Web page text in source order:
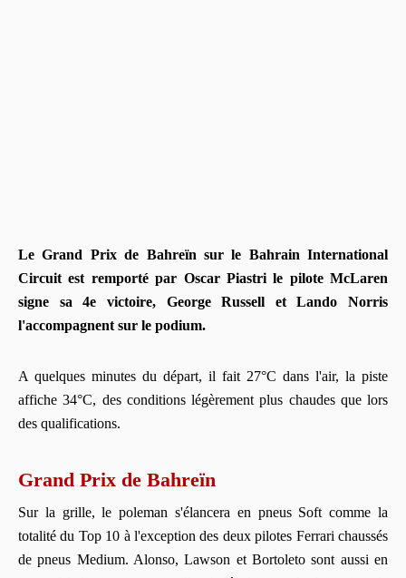
Le Grand Prix de Bahreïn sur le Bahrain International
Circuit est remporté par Oscar Piastri le pilote McLaren
signe sa 4e victoire, George Russell et Lando Norris
l'accompagnent sur le podium.
A quelques minutes du départ, il fait 27°C dans l'air, la piste
affiche 34°C, des conditions légèrement plus chaudes que lors
des qualifications.
Grand Prix de Bahreïn
Sur la grille, le poleman s'élancera en pneus Soft comme la
totalité du Top 10 à l'exception des deux pilotes Ferrari chaussés
de pneus Medium. Alonso, Lawson et Bortoleto sont aussi en